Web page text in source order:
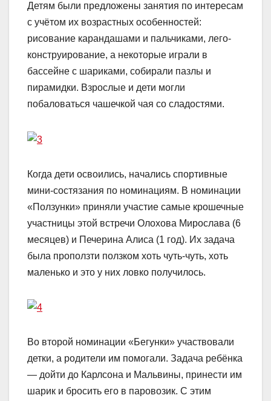
Детям были предложены занятия по интересам
с учётом их возрастных особенностей:
рисование карандашами и пальчиками, лего-
конструирование, а некоторые играли в
бассейне с шариками, собирали пазлы и
пирамидки. Взрослые и дети могли
побаловаться чашечкой чая со сладостями.
Когда дети освоились, начались спортивные
мини-состязания по номинациям. В номинации
«Ползунки» приняли участие самые крошечные
участницы этой встречи Олохова Мирослава (6
месяцев) и Печерина Алиса (1 год). Их задача
была проползти ползком хоть чуть-чуть, хоть
маленько и это у них ловко получилось.
Во второй номинации «Бегунки» участвовали
детки, а родители им помогали. Задача ребёнка
— дойти до Карлсона и Мальвины, принести им
шарик и бросить его в паровозик. С этим